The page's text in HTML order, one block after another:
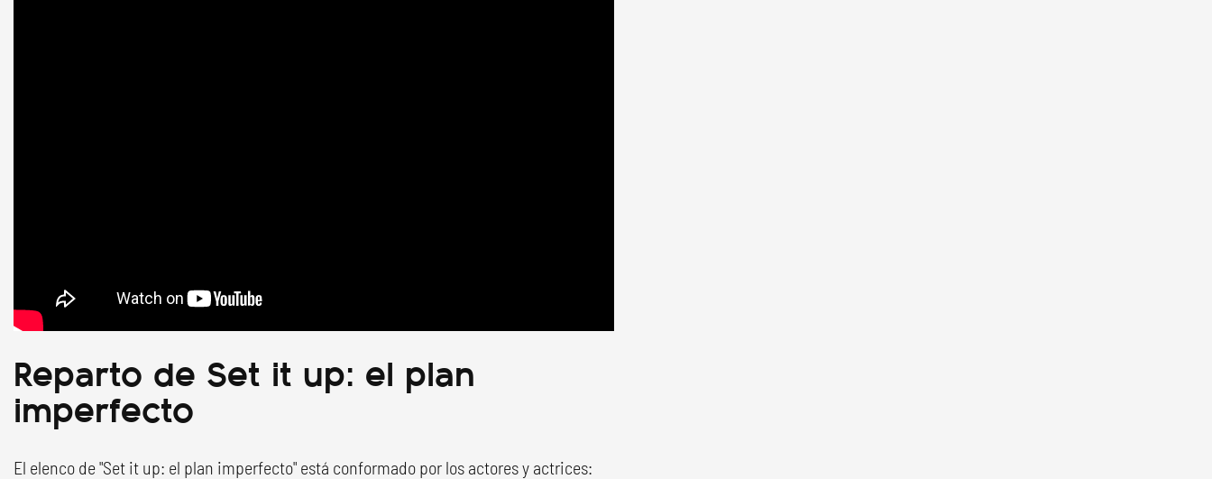
Reparto de Set it up: el plan
imperfecto
El elenco de "Set it up: el plan imperfecto" está conformado por los actores y actrices: